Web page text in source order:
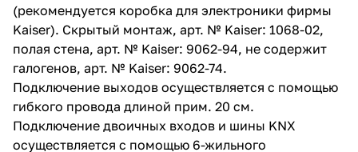
(рекомендуется коробка для электроники фирмы
Kaiser). Скрытый монтаж, арт. № Kaiser: 1068-02,
полая стена, арт. № Kaiser: 9062-94, не содержит
галогенов, арт. № Kaiser: 9062-74.
Подключение выходов осуществляется с помощью
гибкого провода длиной прим. 20 см.
Подключение двоичных входов и шины KNX
осуществляется с помощью 6-жильного